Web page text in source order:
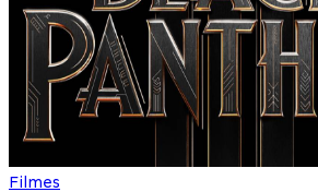
Filmes